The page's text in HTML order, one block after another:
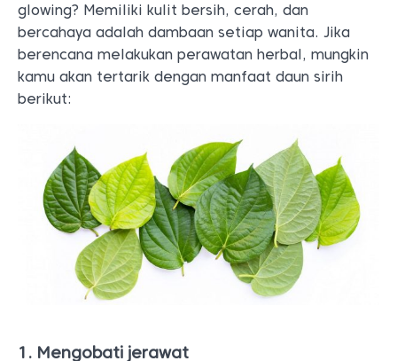
glowing? Memiliki kulit bersih, cerah, dan
bercahaya adalah dambaan setiap wanita. Jika
berencana melakukan perawatan herbal, mungkin
kamu akan tertarik dengan manfaat daun sirih
berikut:
1. Mengobati jerawat